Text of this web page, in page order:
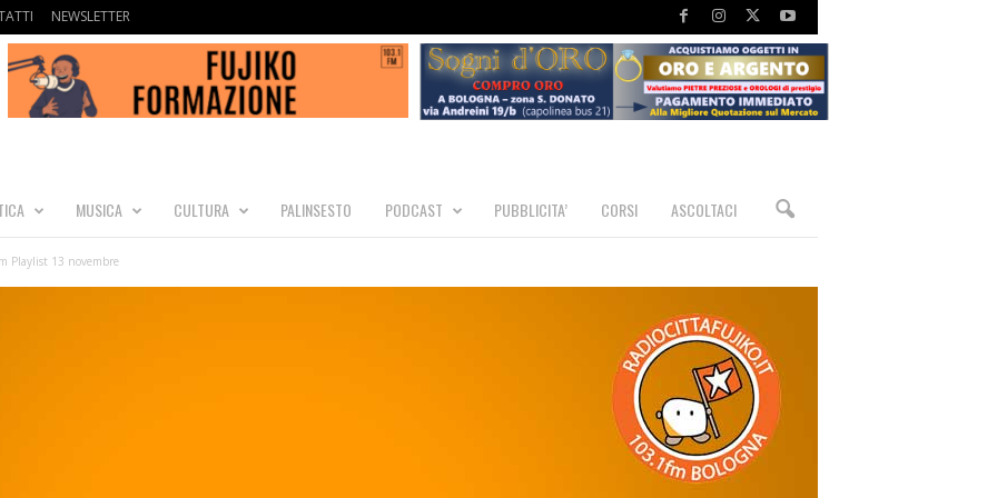
NEWSLETTER
MUSICA CULTURA PALINSESTO PODCAST PUBBLICITA’ CORSI ASCOLTACI
Playlist 13 novembre